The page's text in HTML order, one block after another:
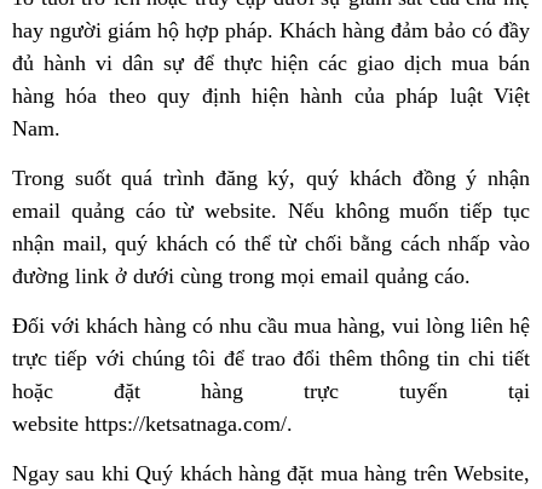
hay người giám hộ hợp pháp. Khách hàng đảm bảo có đầy
đủ hành vi dân sự để thực hiện các giao dịch mua bán
hàng hóa theo quy định hiện hành của pháp luật Việt
Nam.
Trong suốt quá trình đăng ký, quý khách đồng ý nhận
email quảng cáo từ website. Nếu không muốn tiếp tục
nhận mail, quý khách có thể từ chối bằng cách nhấp vào
đường link ở dưới cùng trong mọi email quảng cáo.
Đối với khách hàng có nhu cầu mua hàng, vui lòng liên hệ
trực tiếp với chúng tôi để trao đổi thêm thông tin chi tiết
hoặc đặt hàng trực tuyến tại
website https://ketsatnaga.com/.
Ngay sau khi Quý khách hàng đặt mua hàng trên Website,